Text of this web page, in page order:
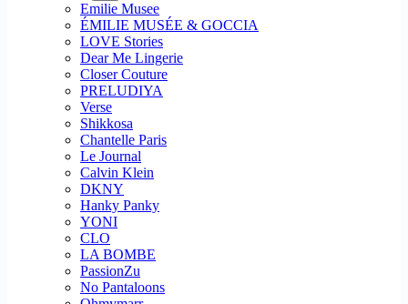
Emilie Musee
ÉMILIE MUSÉE & GOCCIA
LOVE Stories
Dear Me Lingerie
Closer Couture
PRELUDIYA
Verse
Shikkosa
Chantelle Paris
Le Journal
Calvin Klein
DKNY
Hanky Panky
YONI
CLO
LA BOMBE
PassionZu
No Pantaloons